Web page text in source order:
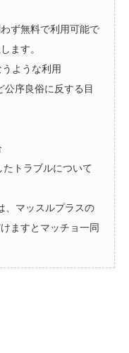
ず無料で利用可能で
ます。
ような利用
序良俗に反する目
たトラブルについて
、マッスルプラスの
ますとマッチョ一同